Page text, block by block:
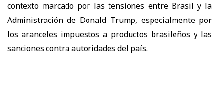
contexto marcado por las tensiones entre Brasil y la
Administración de Donald Trump, especialmente por
los aranceles impuestos a productos brasileños y las
sanciones contra autoridades del país.